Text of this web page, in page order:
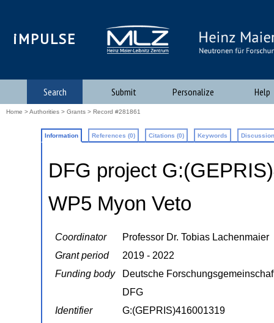
iMPULSE
Search Submit Personalize Help
Home >Authorities > Grants > Record #281861
Information References (0) Citations (0) Keywords
DFG project
WP5 Myon Veto
Coordinator
Professor Dr. Tobias Lachenmaier
Grant period
2019 - 2022
Funding body
Deutsche
DFG
Identifier
G:(GEPRIS)416001319